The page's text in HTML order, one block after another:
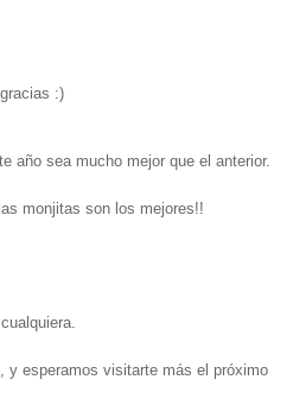
:)
año sea mucho mejor que el anterior.
monjitas son los mejores!!
y esperamos visitarte más el próximo